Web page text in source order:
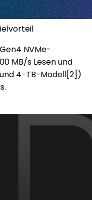
NVMe-
MB/s Lesen und
4-TB-Modell[2])